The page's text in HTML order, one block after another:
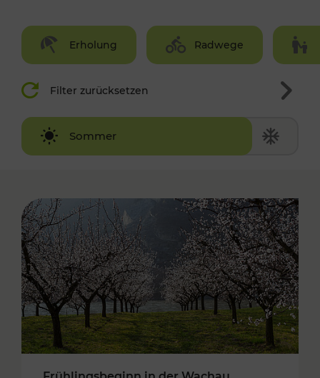
Erholung Radwege
Filter zurücksetzen
Sommer
Winter